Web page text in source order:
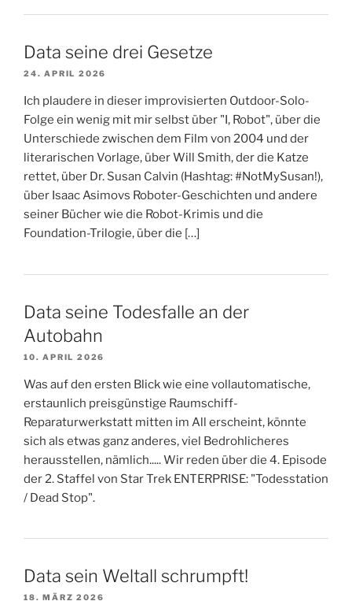
Data seine drei Gesetze
24. APRIL 2026
Ich plaudere in dieser improvisierten Outdoor-Solo-
Folge ein wenig mit mir selbst über "I, Robot", über die
Unterschiede zwischen dem Film von 2004 und der
literarischen Vorlage, über Will Smith, der die Katze
rettet, über Dr. Susan Calvin (Hashtag: #NotMySusan!),
über Isaac Asimovs Roboter-Geschichten und andere
seiner Bücher wie die Robot-Krimis und die
Foundation-Trilogie, über die […]
Data seine Todesfalle an der
Autobahn
10. APRIL 2026
Was auf den ersten Blick wie eine vollautomatische,
erstaunlich preisgünstige Raumschiff-
Reparaturwerkstatt mitten im All erscheint, könnte
sich als etwas ganz anderes, viel Bedrohlicheres
herausstellen, nämlich..... Wir reden über die 4. Episode
der 2. Staffel von Star Trek ENTERPRISE: "Todesstation
/ Dead Stop".
Data sein Weltall schrumpft!
18. MÄRZ 2026